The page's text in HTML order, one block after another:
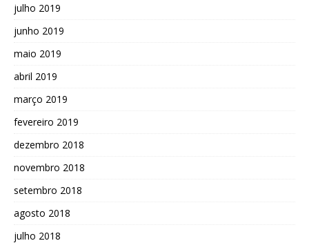
julho 2019
junho 2019
maio 2019
abril 2019
março 2019
fevereiro 2019
dezembro 2018
novembro 2018
setembro 2018
agosto 2018
julho 2018